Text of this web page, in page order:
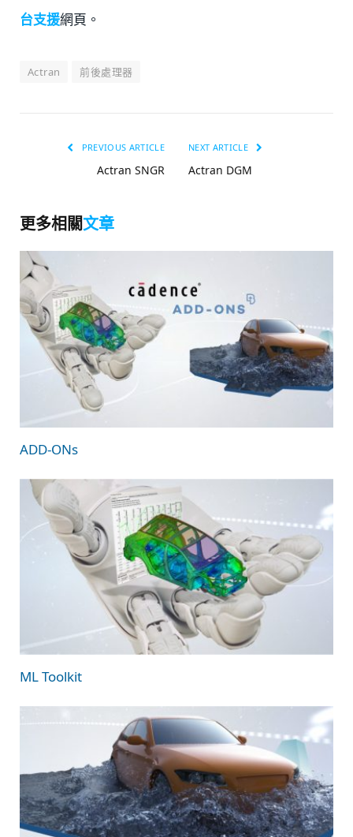
台支援網頁。
Actran 前後處理器
PREVIOUS ARTICLE
Actran SNGR
NEXT ARTICLE
Actran DGM
更多相關文章
ADD-ONs
ML Toolkit